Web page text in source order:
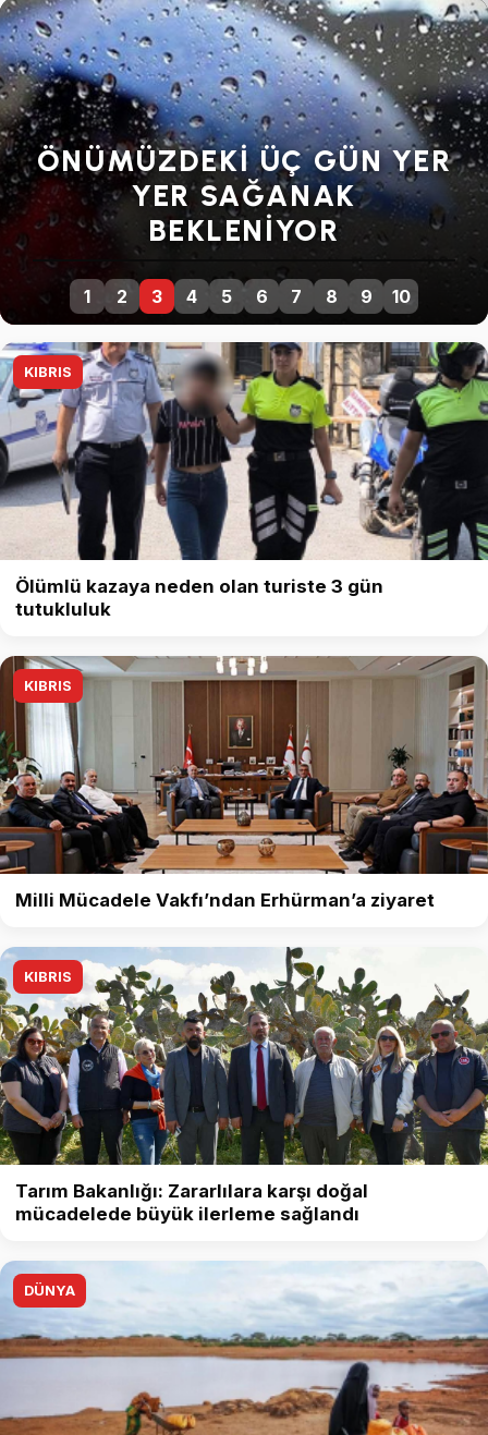
SENDIKALARDAN GENEL
GREVE DEVAM KARARI
1 2 3 4 5 6 7 8 9 10
KIBRIS
Ölümlü kazaya neden olan turiste 3 gün
tutukluluk
KIBRIS
Milli Mücadele Vakfı’ndan Erhürman’a ziyaret
KIBRIS
Tarım Bakanlığı: Zararlılara karşı doğal
mücadelede büyük ilerleme sağlandı
DÜNYA